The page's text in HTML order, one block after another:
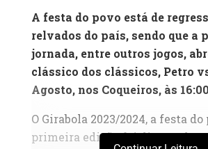
A festa do povo está de
relvados do país, sendo que a
jornada, entre outros jogos,
clássico dos clássicos, Petro
Agosto, nos Coqueiros, às 16:00
O Girabola 2023/2024, a festa do
primeira edição foi disputada